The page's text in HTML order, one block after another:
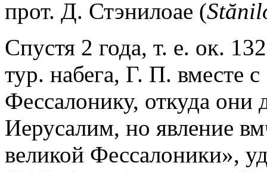
прот. Д. Стэнилоае (
Спустя 2 года, т. е. ок.
тур. набега, Г. П. вместе
Фессалонику, откуда
Иерусалим, но явление
великой Фессалоники»,